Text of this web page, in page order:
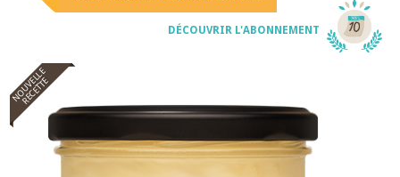
DÉCOUVRIR L'ABONNEMENT
NOUVELLE
RECETTE